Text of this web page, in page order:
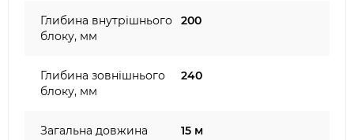
Глибина внутрішнього
блоку, мм
200
Глибина зовнішнього
блоку, мм
240
Загальна довжина
15 м